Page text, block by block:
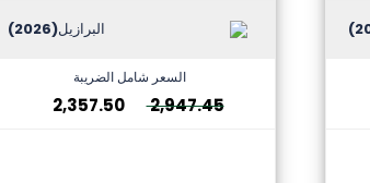
البرازيل(2026)
السعر شامل الضريبة
2,947.45
2,357.50